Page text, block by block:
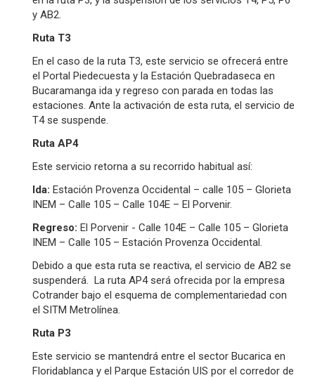
y AB2.
Ruta T3
En el caso de la ruta T3, este servicio se ofrecerá entre
el Portal Piedecuesta y la Estación Quebradaseca en
Bucaramanga ida y regreso con parada en todas las
estaciones. Ante la activación de esta ruta, el servicio de
T4 se suspende.
Ruta AP4
Este servicio retorna a su recorrido habitual así:
Ida: Estación Provenza Occidental – calle 105 – Glorieta
INEM – Calle 105 – Calle 104E – El Porvenir.
Regreso: El Porvenir - Calle 104E – Calle 105 – Glorieta
INEM – Calle 105 – Estación Provenza Occidental.
Debido a que esta ruta se reactiva, el servicio de AB2 se
suspenderá. La ruta AP4 será ofrecida por la empresa
Cotrander bajo el esquema de complementariedad con
el SITM Metrolínea.
Ruta P3
Este servicio se mantendrá entre el sector Bucarica en
Floridablanca y el Parque Estación UIS por el corredor de